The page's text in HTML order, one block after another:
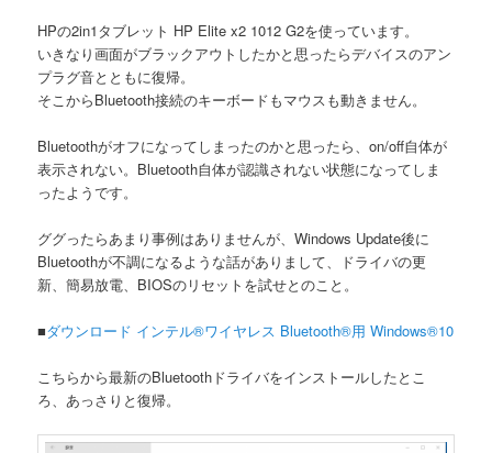
HPの2in1タブレット HP Elite x2 1012 G2を使っています。
いきなり画面がブラックアウトしたかと思ったらデバイスのアン
プラグ音とともに復帰。
そこからBluetooth接続のキーボードもマウスも動きません。
Bluetoothがオフになってしまったのかと思ったら、on/off自体が
表示されない。Bluetooth自体が認識されない状態になってしま
ったようです。
ググったらあまり事例はありませんが、Windows Update後に
Bluetoothが不調になるような話がありまして、ドライバの更
新、簡易放電、BIOSのリセットを試せとのこと。
■ダウンロード インテル®ワイヤレス Bluetooth®用 Windows®10
こちらから最新のBluetoothドライバをインストールしたとこ
ろ、あっさりと復帰。